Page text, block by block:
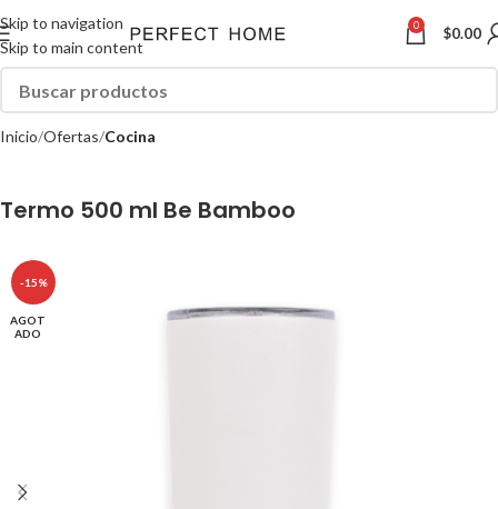
Skip to navigation
Skip to main content
0 $0.00
Inicio Ofertas Cocina
Termo 500 ml Be Bamboo
-15%
AGOT
ADO